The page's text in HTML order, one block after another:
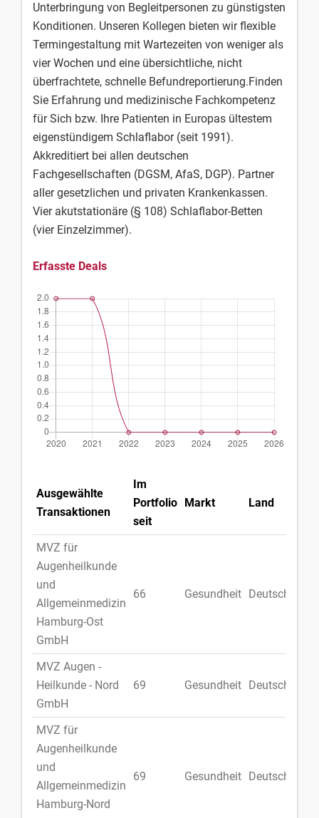
Unterbringung von Begleitpersonen zu günstigsten
Konditionen. Unseren Kollegen bieten wir flexible
Termingestaltung mit Wartezeiten von weniger als
vier Wochen und eine übersichtliche, nicht
überfrachtete, schnelle Befundreportierung.Finden
Sie Erfahrung und medizinische Fachkompetenz
für Sich bzw. Ihre Patienten in Europas ültestem
eigenstündigem Schlaflabor (seit 1991).
Akkreditiert bei allen deutschen
Fachgesellschaften (DGSM, AfaS, DGP). Partner
aller gesetzlichen und privaten Krankenkassen.
Vier akutstationäre (§ 108) Schlaflabor-Betten
(vier Einzelzimmer).
Erfasste Deals
Ausgewählte
Transaktionen
Im
Portfolio
seit
Markt Land
MVZ für
Augenheilkunde
und
Allgemeinmedizin
Hamburg-Ost
GmbH
66 Gesundheit Deutschland
MVZ Augen -
Heilkunde - Nord
GmbH
69 Gesundheit Deutschland
MVZ für
Augenheilkunde
und
Allgemeinmedizin
Hamburg-Nord
69 Gesundheit Deutschland